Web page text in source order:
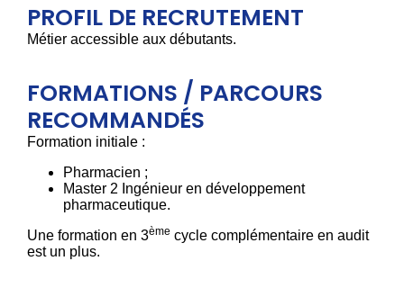
PROFIL DE RECRUTEMENT
Métier accessible aux débutants.
FORMATIONS / PARCOURS
RECOMMANDÉS
Formation initiale :
Pharmacien ;
Master 2 Ingénieur en développement
pharmaceutique.
Une formation en 3ème cycle complémentaire en audit
est un plus.